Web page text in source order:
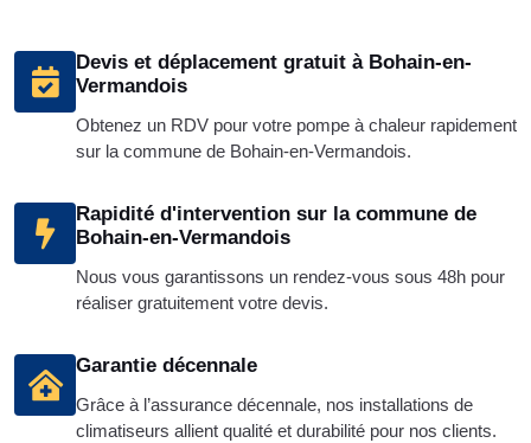
Devis et déplacement gratuit à Bohain-en-
Vermandois
Obtenez un RDV pour votre pompe à chaleur rapidement
sur la commune de Bohain-en-Vermandois.
Rapidité d'intervention sur la commune de
Bohain-en-Vermandois
Nous vous garantissons un rendez-vous sous 48h pour
réaliser gratuitement votre devis.
Garantie décennale
Grâce à l’assurance décennale, nos installations de
climatiseurs allient qualité et durabilité pour nos clients.